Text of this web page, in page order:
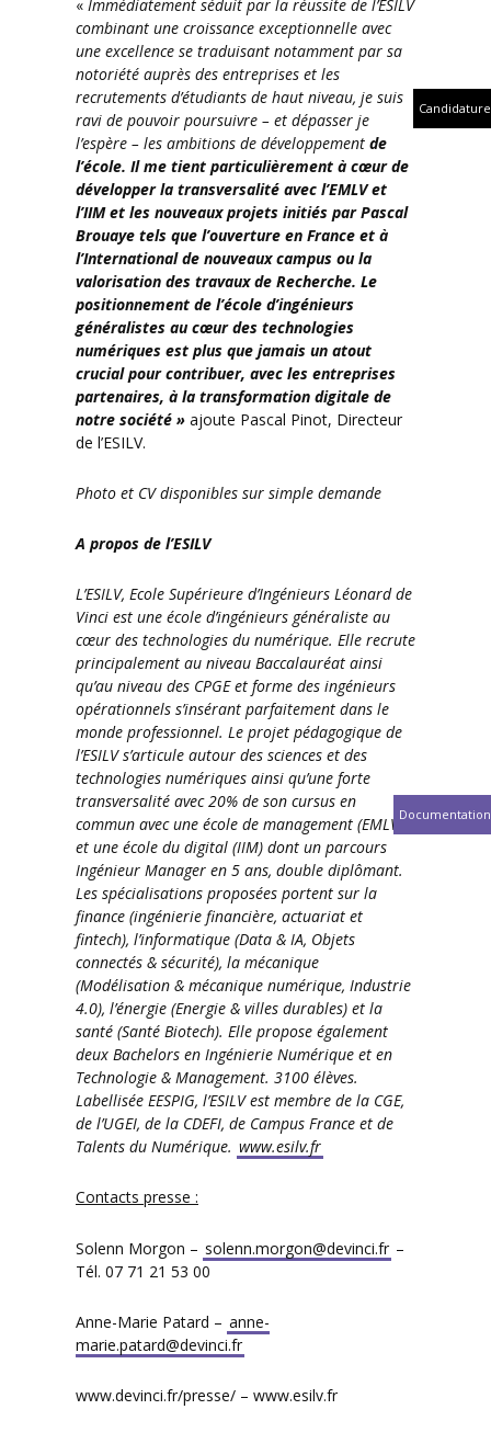
« Immédiatement séduit par la réussite de l’ESILV
combinant une croissance exceptionnelle avec
une excellence se traduisant notamment par sa
notoriété auprès des entreprises et les
recrutements d’étudiants de haut niveau, je suis
ravi de pouvoir poursuivre – et dépasser je
l’espère – les ambitions de développement de
l’école. Il me tient particulièrement à cœur de
développer la transversalité avec l’EMLV et
l’IIM et les nouveaux projets initiés par Pascal
Brouaye tels que l’ouverture en France et à
l’International de nouveaux campus ou la
valorisation des travaux de Recherche. Le
positionnement de l’école d’ingénieurs
généralistes au cœur des technologies
numériques est plus que jamais un atout
crucial pour contribuer, avec les entreprises
partenaires, à la transformation digitale de
notre société » ajoute Pascal Pinot, Directeur
de l’ESILV.
Photo et CV disponibles sur simple demande
A propos de l’ESILV
L’ESILV, Ecole Supérieure d’Ingénieurs Léonard de
Vinci est une école d’ingénieurs généraliste au
cœur des technologies du numérique. Elle recrute
principalement au niveau Baccalauréat ainsi
qu’au niveau des CPGE et forme des ingénieurs
opérationnels s’insérant parfaitement dans le
monde professionnel. Le projet pédagogique de
l’ESILV s’articule autour des sciences et des
technologies numériques ainsi qu’une forte
transversalité avec 20% de son cursus en
commun avec une école de management (EMLV)
et une école du digital (IIM) dont un parcours
Ingénieur Manager en 5 ans, double diplômant.
Les spécialisations proposées portent sur la
finance (ingénierie financière, actuariat et
fintech), l’informatique (Data & IA, Objets
connectés & sécurité), la mécanique
(Modélisation & mécanique numérique, Industrie
4.0), l’énergie (Energie & villes durables) et la
santé (Santé Biotech). Elle propose également
deux Bachelors en Ingénierie Numérique et en
Technologie & Management. 3100 élèves.
Labellisée EESPIG, l’ESILV est membre de la CGE,
de l’UGEI, de la CDEFI, de Campus France et de
Talents du Numérique. www.esilv.fr
Contacts presse :
Solenn Morgon – solenn.morgon@devinci.fr –
Tél. 07 71 21 53 00
Anne-Marie Patard – anne-
marie.patard@devinci.fr
www.devinci.fr/presse/ – www.esilv.fr
Candidature
Documentation